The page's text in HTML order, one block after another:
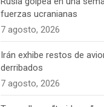
fuerzas ucranianas
7 agosto, 2026
Irán exhibe restos de
derribados
7 agosto, 2026